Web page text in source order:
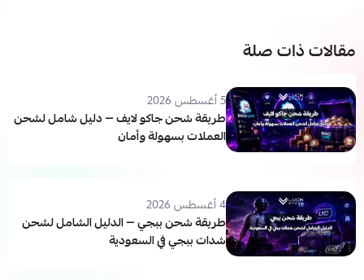
مقالات ذات صلة
5 أغسطس 2026
طريقة شحن جاكو لايف — دليل شامل لشحن
العملات بسهولة وأمان
4 أغسطس 2026
طريقة شحن ببجي — الدليل الشامل لشحن
شدات ببجي في السعودية